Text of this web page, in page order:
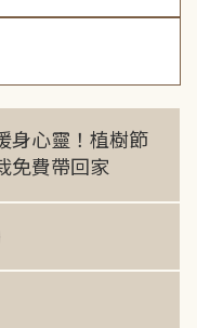
身心靈！植樹節
免費帶回家